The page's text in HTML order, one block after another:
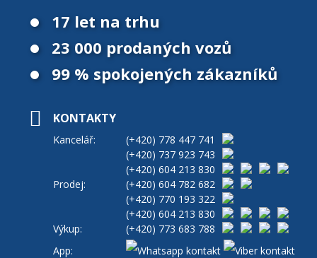
17 let na trhu
23 000 prodaných vozů
99 % spokojených zákazníků
KONTAKTY
Kancelář: (+420) 778 447 741
(+420) 737 923 743
(+420) 604 213 830
Prodej:
(+420) 604 782 682
(+420) 770 193 322
(+420) 604 213 830
Výkup:
(+420) 773 683 788
App: